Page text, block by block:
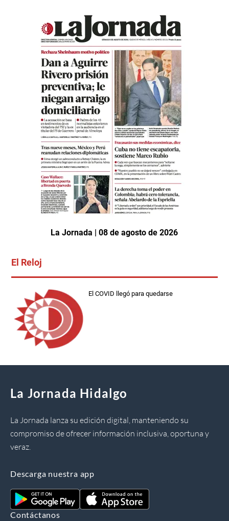
La Jornada | 08 de agosto de 2026
El Reloj
El COVID llegó para quedarse
La Jornada Hidalgo
La Jornada lanza su edición digital, manteniendo su
compromiso de ofrecer información inclusiva, oportuna y
veraz.
Descarga nuestra app
Contáctanos